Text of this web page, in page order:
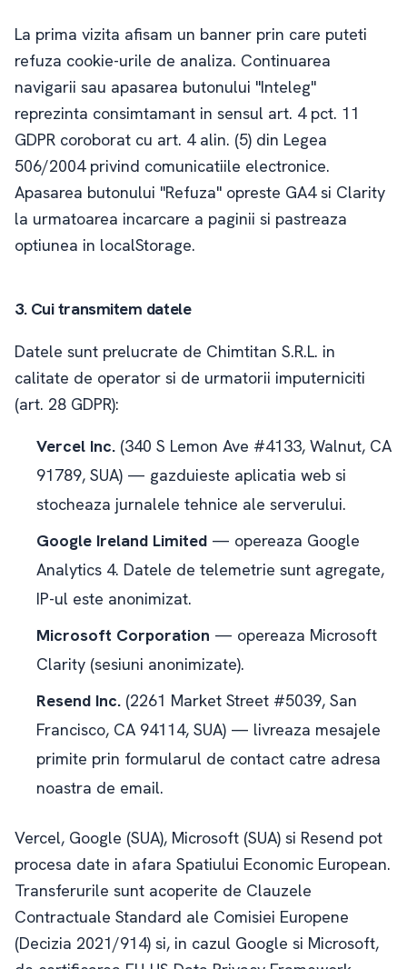
La prima vizita afisam un banner prin care puteti
refuza cookie-urile de analiza. Continuarea
navigarii sau apasarea butonului "Inteleg"
reprezinta consimtamant in sensul art. 4 pct. 11
GDPR coroborat cu art. 4 alin. (5) din Legea
506/2004 privind comunicatiile electronice.
Apasarea butonului "Refuza" opreste GA4 si Clarity
la urmatoarea incarcare a paginii si pastreaza
optiunea in localStorage.
3. Cui transmitem datele
Datele sunt prelucrate de Chimtitan S.R.L. in
calitate de operator si de urmatorii imputerniciti
(art. 28 GDPR):
Vercel Inc. (340 S Lemon Ave #4133, Walnut, CA
91789, SUA) — gazduieste aplicatia web si
stocheaza jurnalele tehnice ale serverului.
Google Ireland Limited — opereaza Google
Analytics 4. Datele de telemetrie sunt agregate,
IP-ul este anonimizat.
Microsoft Corporation — opereaza Microsoft
Clarity (sesiuni anonimizate).
Resend Inc. (2261 Market Street #5039, San
Francisco, CA 94114, SUA) — livreaza mesajele
primite prin formularul de contact catre adresa
noastra de email.
Vercel, Google (SUA), Microsoft (SUA) si Resend pot
procesa date in afara Spatiului Economic European.
Transferurile sunt acoperite de Clauzele
Contractuale Standard ale Comisiei Europene
(Decizia 2021/914) si, in cazul Google si Microsoft,